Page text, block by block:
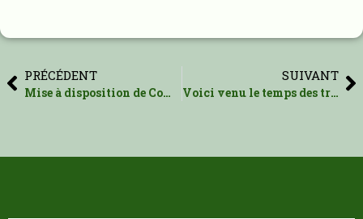
PRÉCÉDENT
Mise à disposition de Compost
SUIVANT
Voici venu le temps des travaux d’automne